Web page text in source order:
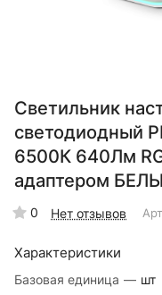
Светильник
светодиодный
6500К 640Лм
адаптером
0 Нет отзывов
Характеристики
Базовая единица — шт